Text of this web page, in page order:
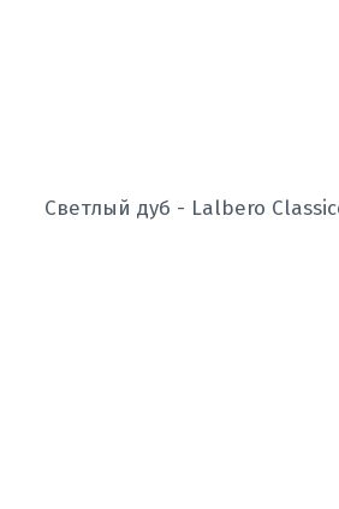
Светлый дуб - Lalbero